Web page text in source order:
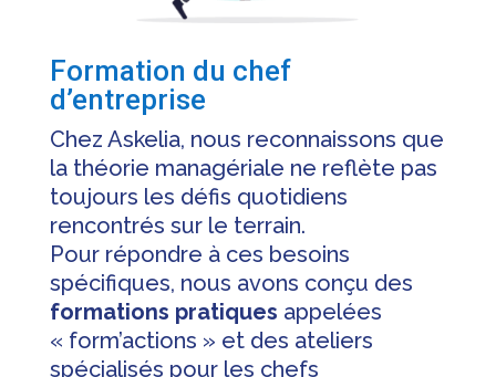
Formation du chef
d’entreprise
Chez Askelia, nous reconnaissons que
la théorie managériale ne reflète pas
toujours les défis quotidiens
rencontrés sur le terrain.
Pour répondre à ces besoins
spécifiques, nous avons conçu des
formations pratiques appelées
« form’actions » et des ateliers
spécialisés pour les chefs